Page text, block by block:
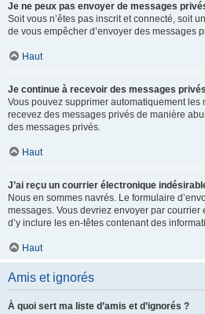
Je ne peux pas envoyer de messages
Soit vous n’êtes pas inscrit et connecté, soit
de vous empêcher d’envoyer des messages
Haut
Je continue à recevoir des messages
Vous pouvez supprimer automatiquement
recevez des messages privés de manière
des messages privés.
Haut
J’ai reçu un courrier électronique
Nous en sommes navrés. Le formulaire
messages. Vous devriez envoyer par
d’y inclure les en-têtes contenant des
Haut
Amis et ignorés
À quoi sert ma liste d’amis et d’ignorés ?